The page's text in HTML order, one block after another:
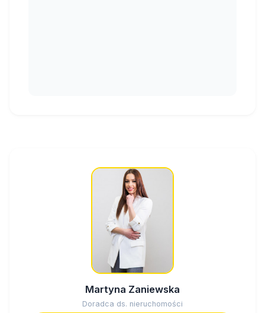
Martyna Zaniewska
Doradca ds. nieruchomości